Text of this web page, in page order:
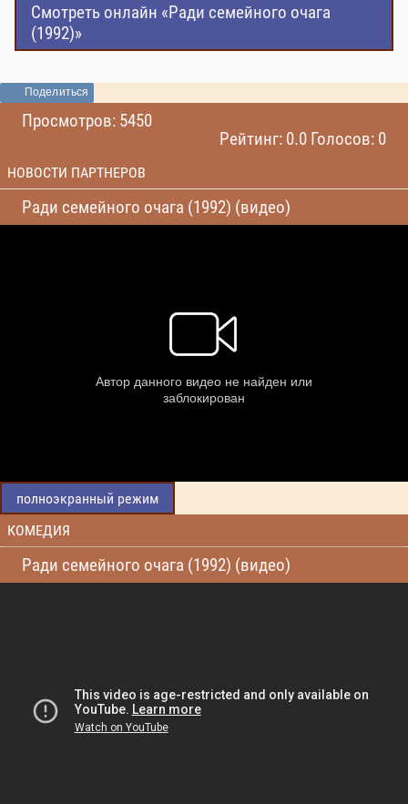
Смотреть онлайн «Ради семейного очага
(1992)»
Поделиться
Просмотров: 5450
Рейтинг: 0.0 Голосов: 0
НОВОСТИ ПАРТНЕРОВ
Ради семейного очага (1992) (видео)
полноэкранный режим
КОМЕДИЯ
Ради семейного очага (1992) (видео)